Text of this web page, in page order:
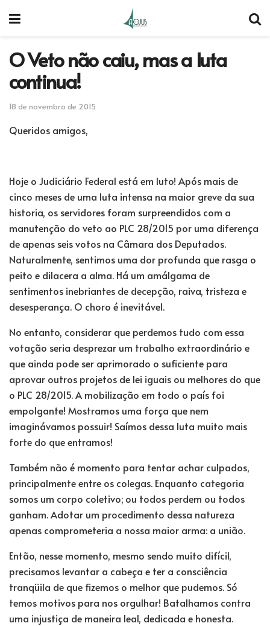
O Veto não caiu, mas a luta
continua!
18 de novembro de 2015
Queridos amigos,
Hoje o Judiciário Federal está em luto! Após mais de
cinco meses de uma luta intensa na maior greve da sua
historia, os servidores foram surpreendidos com a
manutenção do veto ao PLC 28/2015 por uma diferença
de apenas seis votos na Câmara dos Deputados.
Naturalmente, sentimos uma dor profunda que rasga o
peito e dilacera a alma. Há um amálgama de
sentimentos inebriantes de decepção, raiva, tristeza e
desesperança. O choro é inevitável.
No entanto, considerar que perdemos tudo com essa
votação seria desprezar um trabalho extraordinário e
que ainda pode ser aprimorado o suficiente para
aprovar outros projetos de lei iguais ou melhores do que
o PLC 28/2015. A mobilização em todo o país foi
empolgante! Mostramos uma força que nem
imaginávamos possuir! Saímos dessa luta muito mais
forte do que entramos!
Também não é momento para tentar achar culpados,
principalmente entre os colegas. Enquanto categoria
somos um corpo coletivo; ou todos perdem ou todos
ganham. Adotar um procedimento dessa natureza
apenas comprometeria a nossa maior arma: a união.
Então, nesse momento, mesmo sendo muito difícil,
precisamos levantar a cabeça e ter a consciência
tranqüila de que fizemos o melhor que pudemos. Só
temos motivos para nos orgulhar! Batalhamos contra
uma injustiça de maneira leal, dedicada e honesta.